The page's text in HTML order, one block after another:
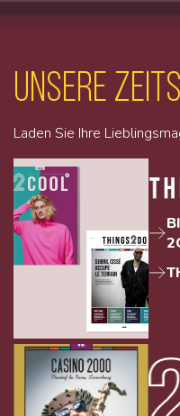
unsere
Laden Sie Ihre